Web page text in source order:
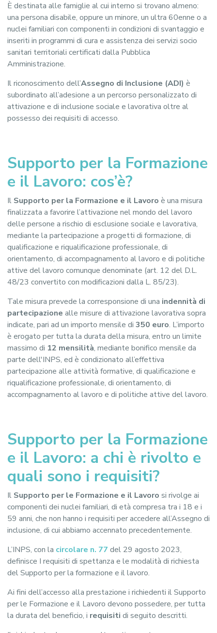
È destinata alle famiglie al cui interno si trovano almeno:
una persona disabile, oppure un minore, un ultra 60enne o a
nuclei familiari con componenti in condizioni di svantaggio e
inseriti in programmi di cura e assistenza dei servizi socio
sanitari territoriali certificati dalla Pubblica
Amministrazione.
Il riconoscimento dell’Assegno di Inclusione (ADI) è
subordinato all’adesione a un percorso personalizzato di
attivazione e di inclusione sociale e lavorativa oltre al
possesso dei requisiti di accesso.
Supporto per la Formazione
e il Lavoro: cos’è?
Il Supporto per la Formazione e il Lavoro è una misura
finalizzata a favorire l’attivazione nel mondo del lavoro
delle persone a rischio di esclusione sociale e lavorativa,
mediante la partecipazione a progetti di formazione, di
qualificazione e riqualificazione professionale, di
orientamento, di accompagnamento al lavoro e di politiche
attive del lavoro comunque denominate (art. 12 del D.L.
48/23 convertito con modificazioni dalla L. 85/23).
Tale misura prevede la corresponsione di una indennità di
partecipazione alle misure di attivazione lavorativa sopra
indicate, pari ad un importo mensile di 350 euro. L’importo
è erogato per tutta la durata della misura, entro un limite
massimo di 12 mensilità, mediante bonifico mensile da
parte dell'INPS, ed è condizionato all’effettiva
partecipazione alle attività formative, di qualificazione e
riqualificazione professionale, di orientamento, di
accompagnamento al lavoro e di politiche attive del lavoro.
Supporto per la Formazione
e il Lavoro: a chi è rivolto e
quali sono i requisiti?
Il Supporto per le Formazione e il Lavoro si rivolge ai
componenti dei nuclei familiari, di età compresa tra i 18 e i
59 anni, che non hanno i requisiti per accedere all’Assegno di
inclusione, di cui abbiamo accennato precedentemente.
L’INPS, con la circolare n. 77 del 29 agosto 2023,
definisce I requisiti di spettanza e le modalità di richiesta
del Supporto per la formazione e il lavoro.
Ai fini dell’accesso alla prestazione i richiedenti il Supporto
per le Formazione e il Lavoro devono possedere, per tutta
la durata del beneficio, i requisiti di seguito descritti.